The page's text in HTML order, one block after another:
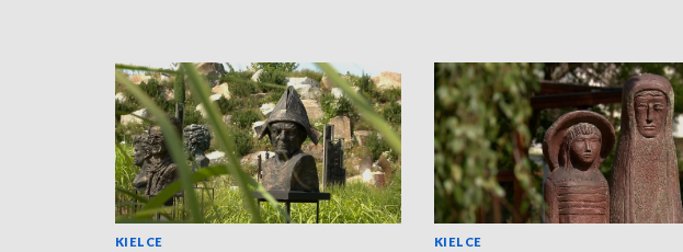
KIELCE KIELCE